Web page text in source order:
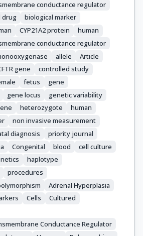
conductance regulator
drug
biological marker
CYP21A2 protein
human
conductance regulator
allele
Article
gene
controlled study
fetus
gene
gene locus
genetic variability
heterozygote
human
non invasive measurement
diagnosis
priority journal
Congenital blood
cell culture
haplotype
procedures
Adrenal Hyperplasia
Cells
Cultured
Conductance Regulator